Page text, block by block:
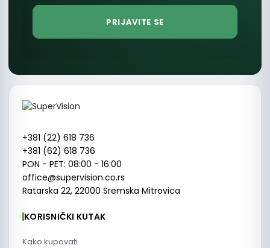
+381 (22) 618 736
+381 (62) 618 736
PON - PET: 08:00 - 16:00
office@supervision.co.rs
Ratarska 22, 22000 Sremska Mitrovica
KORISNIČKI KUTAK
Kako kupovati